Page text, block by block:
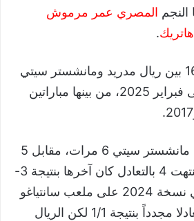
المصري عمر مرموش
هاتريك.
وتُعد مباراة اليوم الـ 16 بين ريال مدريد ومانشستر سيتي
منذ سبتمبر 2012 حتى فبراير 2025، من بينها مباراتين
وفاز ريال مدريد أمام مانشستر سيتي 6 مرات، مقابل 5
انتصارات للسيتي، وانتهت 4 بالتعادل كان آخرها بنتيجة 3-
3 في ذهاب ربع نهائي نسخة 2024 على ملعب سانتياغو
برنابيو، وفي الإياب تعادلا مجدداً بنتيجة 1/1 لكن الريال